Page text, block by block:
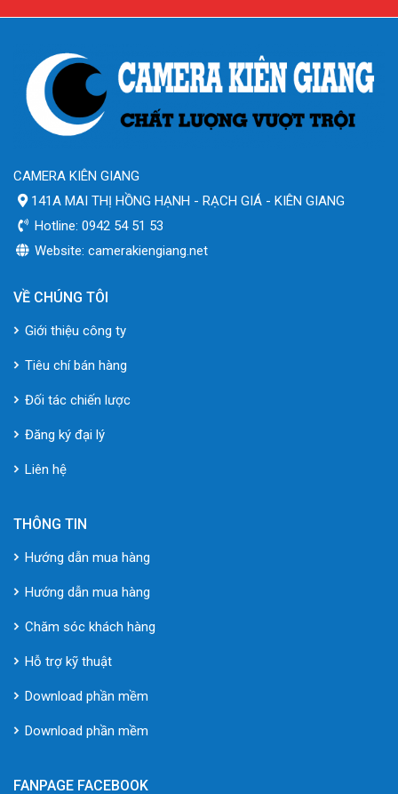
CAMERA KIÊN GIANG
141A MAI THỊ HỒNG HẠNH - RẠCH GIÁ - KIÊN GIANG
Hotline: 0942 54 51 53
Website: camerakiengiang.net
VỀ CHÚNG TÔI
Giới thiệu công ty
Tiêu chí bán hàng
Đối tác chiến lược
Đăng ký đại lý
Liên hệ
THÔNG TIN
Hướng dẫn mua hàng
Hướng dẫn mua hàng
Chăm sóc khách hàng
Hỗ trợ kỹ thuật
Download phần mềm
Download phần mềm
FANPAGE FACEBOOK